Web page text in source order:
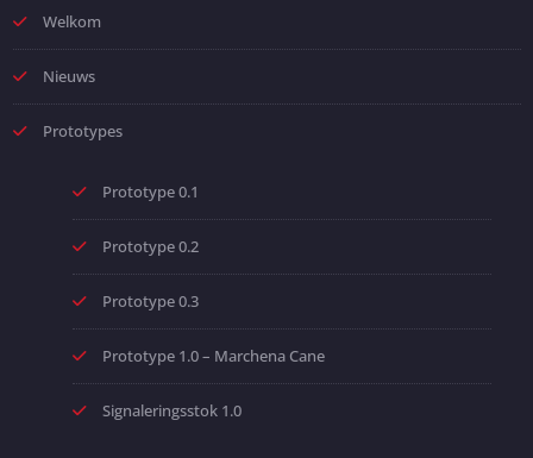
Welkom
Nieuws
Prototypes
Prototype 0.1
Prototype 0.2
Prototype 0.3
Prototype 1.0 – Marchena Cane
Signaleringsstok 1.0